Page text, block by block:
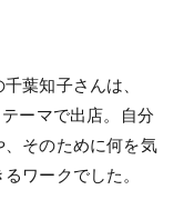
葉知子さんは、
ーマで出店。自分
そのために何を気
ワークでした。